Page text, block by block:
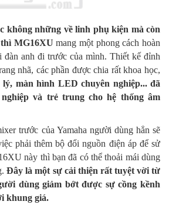
không những về linh phụ kiện mà còn
MG16XU mang một phong cách hoàn
đàn anh đi trước của mình. Thiết kế đỉnh
nhã, các phần được chia rất khoa học,
màn hình LED chuyên nghiệp... đã
và trẻ trung cho hệ thống âm
trước của Yamaha người dùng hẳn sẽ
phải thêm bộ đổi nguồn điện áp để sử
này thì bạn đã có thể thoải mái dùng
Đây là một sự cải thiện rất tuyệt vời từ
dùng giảm bớt được sự cồng kềnh
khung giá.